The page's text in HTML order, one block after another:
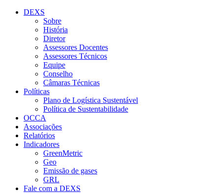
Conteúdo principal
DEXS
Sobre
História
Diretor
Assessores Docentes
Assessores Técnicos
Equipe
Conselho
Câmaras Técnicas
Políticas
Plano de Logística Sustentável
Política de Sustentabilidade
OCCA
Associações
Relatórios
Indicadores
GreenMetric
Geo
Emissão de gases
GRL
Fale com a DEXS